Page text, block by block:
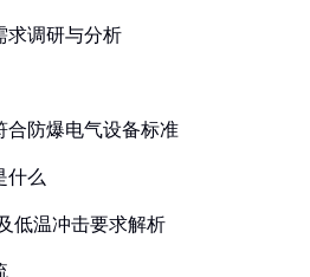
求调研与分析
合防爆电气设备标准
什么
低温冲击要求解析